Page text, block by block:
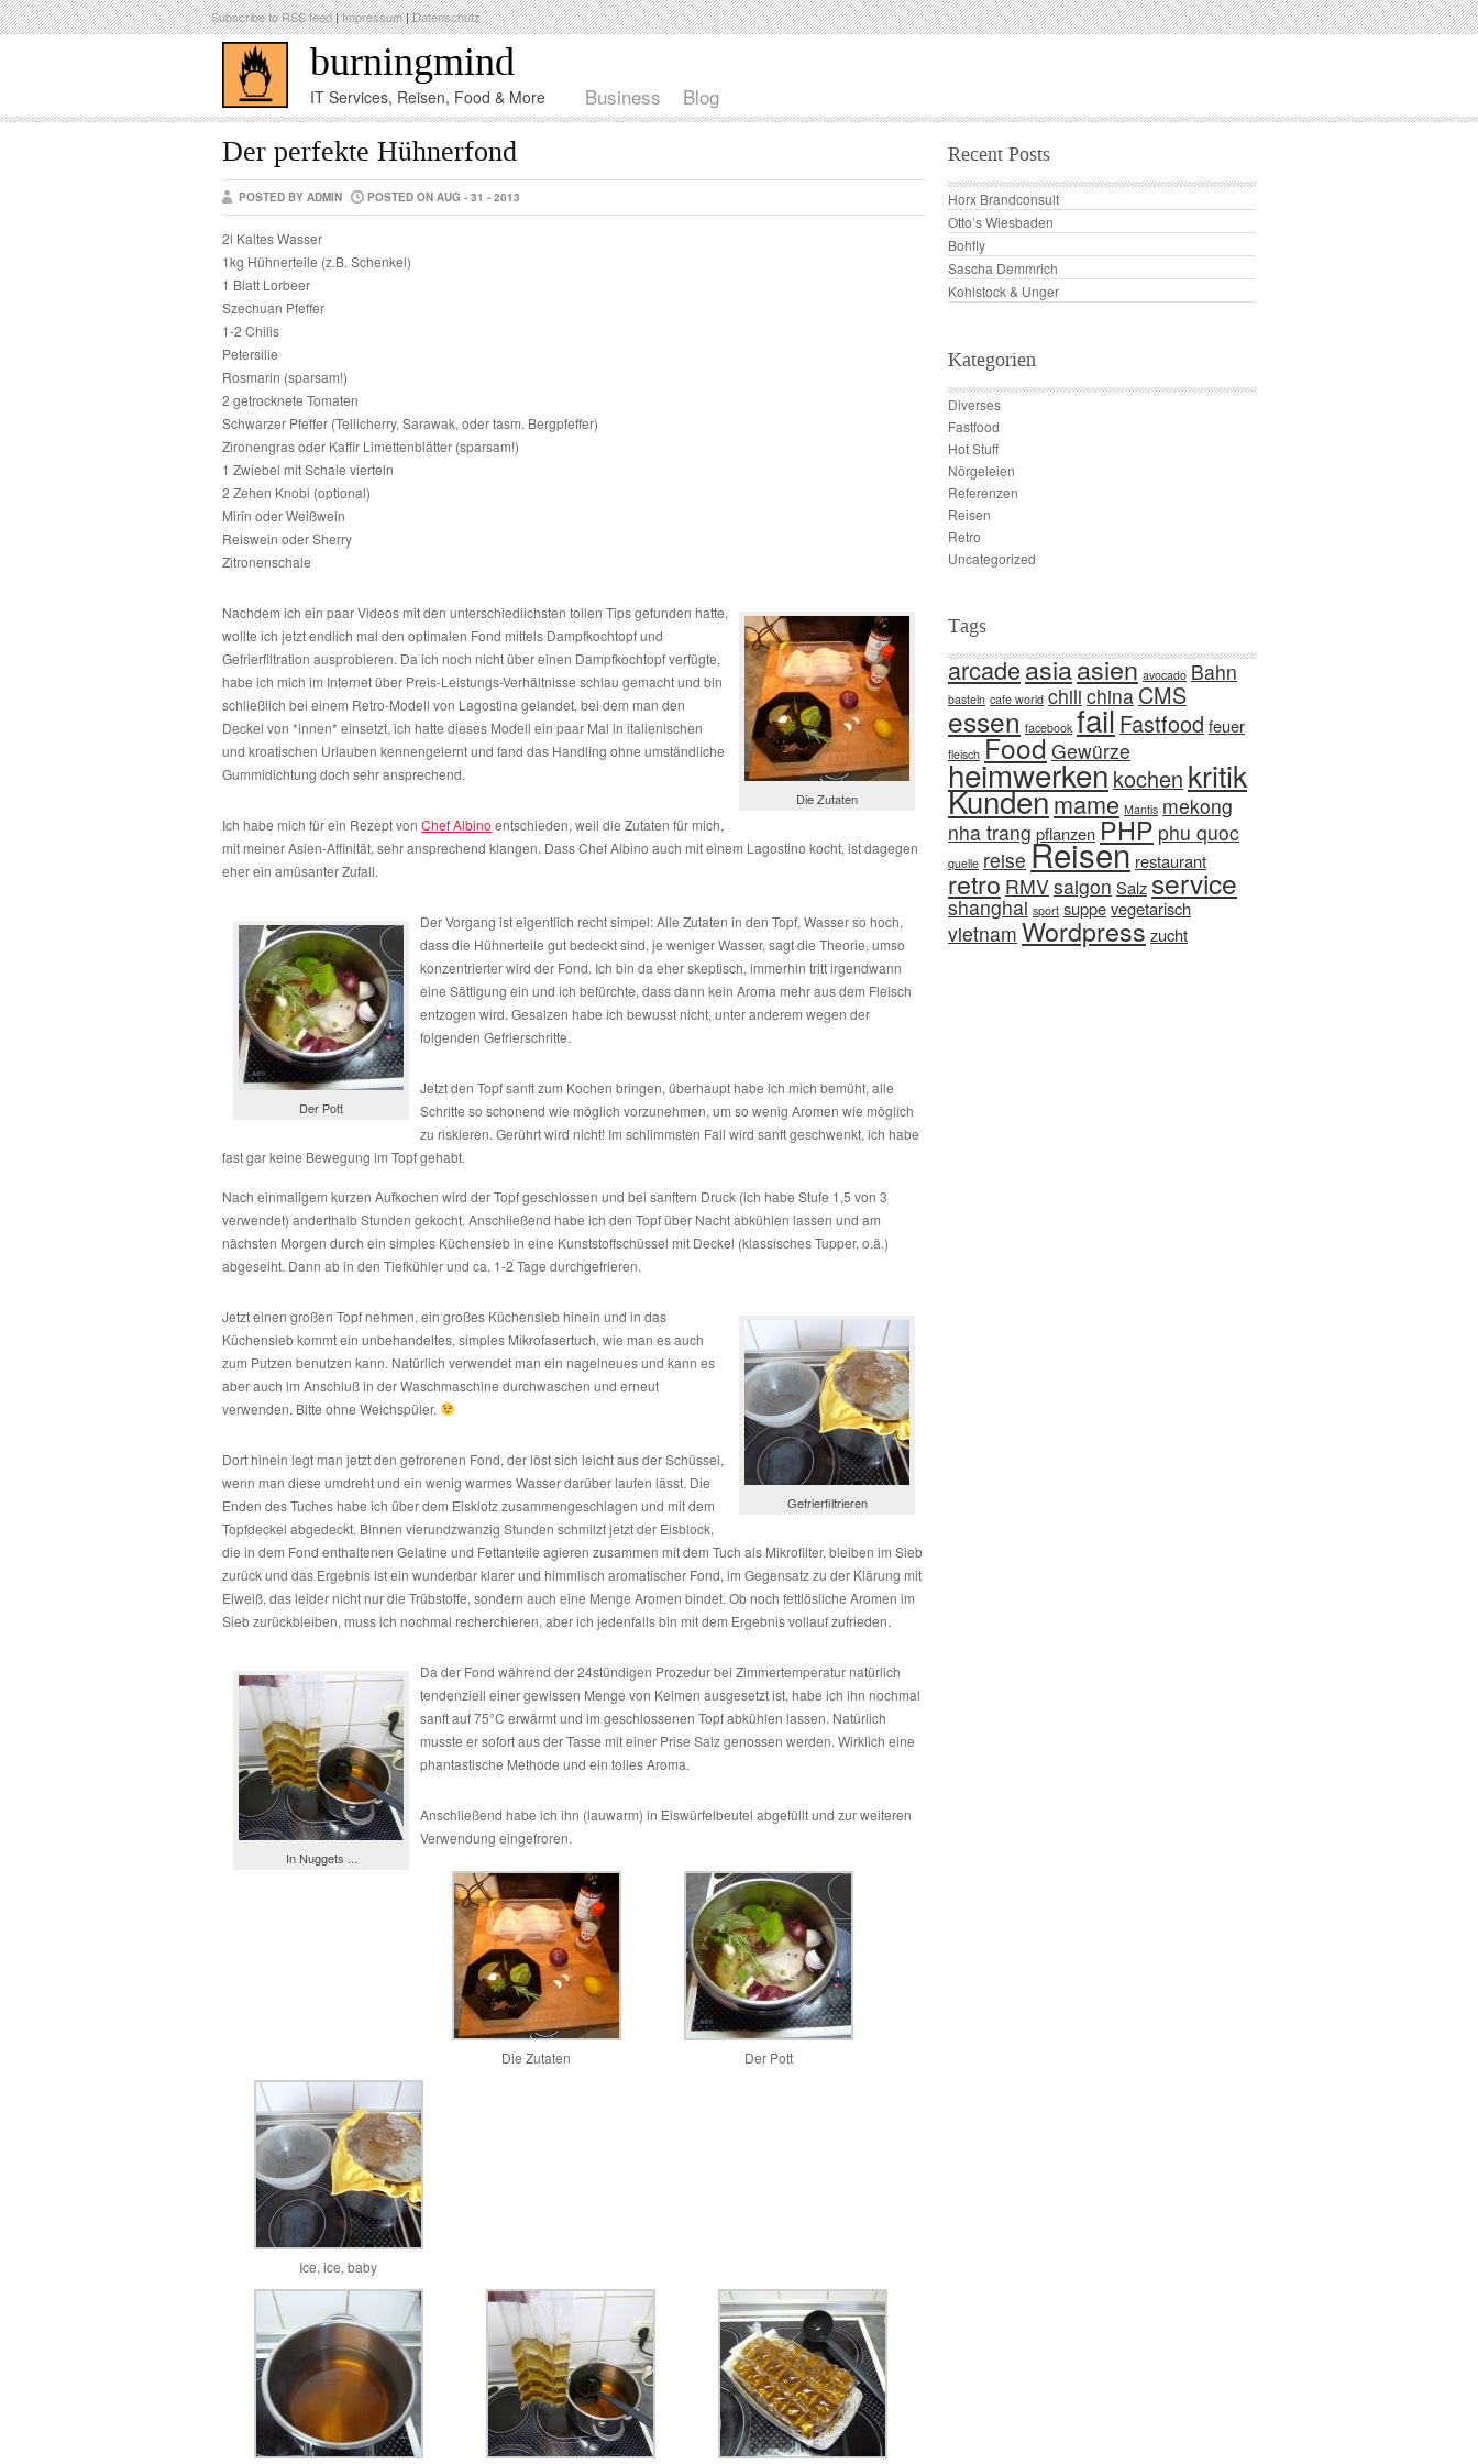
Subscribe to RSS feed|Impressum|Datenschutz
burningmind
IT Services, Reisen, Food & More Business Blog
Der perfekte Hühnerfond
POSTED BY ADMIN POSTED ON AUG - 31 - 2013
2l Kaltes Wasser
1kg Hühnerteile (z.B. Schenkel)
1 Blatt Lorbeer
Szechuan Pfeffer
1-2 Chilis
Petersilie
Rosmarin (sparsam!)
2 getrocknete Tomaten
Schwarzer Pfeffer (Tellicherry, Sarawak, oder tasm. Bergpfeffer)
Zironengras oder Kaffir Limettenblätter (sparsam!)
1 Zwiebel mit Schale vierteln
2 Zehen Knobi (optional)
Mirin oder Weißwein
Reiswein oder Sherry
Zitronenschale
Die Zutaten
Nachdem ich ein paar Videos mit den unterschiedlichsten tollen Tips gefunden hatte,
wollte ich jetzt endlich mal den optimalen Fond mittels Dampfkochtopf und
Gefrierfiltration ausprobieren. Da ich noch nicht über einen Dampfkochtopf verfügte,
habe ich mich im Internet über Preis-Leistungs-Verhältnisse schlau gemacht und bin
schließlich bei einem Retro-Modell von Lagostina gelandet, bei dem man den
Deckel von *innen* einsetzt, ich hatte dieses Modell ein paar Mal in italienischen
und kroatischen Urlauben kennengelernt und fand das Handling ohne umständliche
Gummidichtung doch sehr ansprechend.
Ich habe mich für ein Rezept von Chef Albino entschieden, weil die Zutaten für mich,
mit meiner Asien-Affinität, sehr ansprechend klangen. Dass Chef Albino auch mit einem Lagostino kocht, ist dagegen
eher ein amüsanter Zufall.
Der Pott
Der Vorgang ist eigentlich recht simpel: Alle Zutaten in den Topf, Wasser so hoch,
dass die Hühnerteile gut bedeckt sind, je weniger Wasser, sagt die Theorie, umso
konzentrierter wird der Fond. Ich bin da eher skeptisch, immerhin tritt irgendwann
eine Sättigung ein und ich befürchte, dass dann kein Aroma mehr aus dem Fleisch
entzogen wird. Gesalzen habe ich bewusst nicht, unter anderem wegen der
folgenden Gefrierschritte.
Jetzt den Topf sanft zum Kochen bringen, überhaupt habe ich mich bemüht, alle
Schritte so schonend wie möglich vorzunehmen, um so wenig Aromen wie möglich
zu riskieren. Gerührt wird nicht! Im schlimmsten Fall wird sanft geschwenkt, ich habe
fast gar keine Bewegung im Topf gehabt.
Nach einmaligem kurzen Aufkochen wird der Topf geschlossen und bei sanftem Druck (ich habe Stufe 1,5 von 3
verwendet) anderthalb Stunden gekocht. Anschließend habe ich den Topf über Nacht abkühlen lassen und am
nächsten Morgen durch ein simples Küchensieb in eine Kunststoffschüssel mit Deckel (klassisches Tupper, o.ä.)
abgeseiht. Dann ab in den Tiefkühler und ca. 1-2 Tage durchgefrieren.
Gefrierfiltrieren
Jetzt einen großen Topf nehmen, ein großes Küchensieb hinein und in das
Küchensieb kommt ein unbehandeltes, simples Mikrofasertuch, wie man es auch
zum Putzen benutzen kann. Natürlich verwendet man ein nagelneues und kann es
aber auch im Anschluß in der Waschmaschine durchwaschen und erneut
verwenden. Bitte ohne Weichspüler.
Dort hinein legt man jetzt den gefrorenen Fond, der löst sich leicht aus der Schüssel,
wenn man diese umdreht und ein wenig warmes Wasser darüber laufen lässt. Die
Enden des Tuches habe ich über dem Eisklotz zusammengeschlagen und mit dem
Topfdeckel abgedeckt. Binnen vierundzwanzig Stunden schmilzt jetzt der Eisblock,
die in dem Fond enthaltenen Gelatine und Fettanteile agieren zusammen mit dem Tuch als Mikrofilter, bleiben im Sieb
zurück und das Ergebnis ist ein wunderbar klarer und himmlisch aromatischer Fond, im Gegensatz zu der Klärung mit
Eiweiß, das leider nicht nur die Trübstoffe, sondern auch eine Menge Aromen bindet. Ob noch fettlösliche Aromen im
Sieb zurückbleiben, muss ich nochmal recherchieren, aber ich jedenfalls bin mit dem Ergebnis vollauf zufrieden.
In Nuggets ...
Da der Fond während der 24stündigen Prozedur bei Zimmertemperatur natürlich
tendenziell einer gewissen Menge von Keimen ausgesetzt ist, habe ich ihn nochmal
sanft auf 75°C erwärmt und im geschlossenen Topf abkühlen lassen. Natürlich
musste er sofort aus der Tasse mit einer Prise Salz genossen werden. Wirklich eine
phantastische Methode und ein tolles Aroma.
Anschließend habe ich ihn (lauwarm) in Eiswürfelbeutel abgefüllt und zur weiteren
Verwendung eingefroren.
Die Zutaten Der Pott
Ice, ice, baby
Recent Posts
Horx Brandconsult
Otto’s Wiesbaden
Bohfly
Sascha Demmrich
Kohlstock & Unger
Kategorien
Diverses
Fastfood
Hot Stuff
Nörgeleien
Referenzen
Reisen
Retro
Uncategorized
Tags
arcadeasiaasien avocado Bahn
basteln cafe world chili china CMS
essen facebook failFastfood feuer
fleisch FoodGewürze
heimwerkenkochen kritik
Kundenmame Mantis mekong
nha trang pflanzenPHP phu quoc
quelle reise Reisen restaurant
retro RMVsaigon Salzservice
shanghai sport suppevegetarisch
vietnam Wordpress zucht